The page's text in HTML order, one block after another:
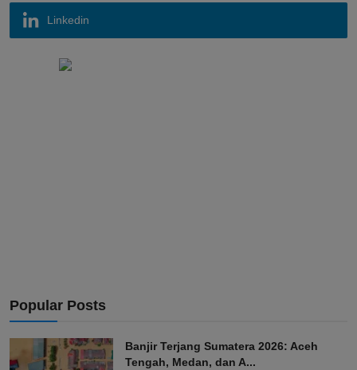
Linkedin
Popular Posts
Banjir Terjang Sumatera 2026: Aceh
Tengah, Medan, dan A...